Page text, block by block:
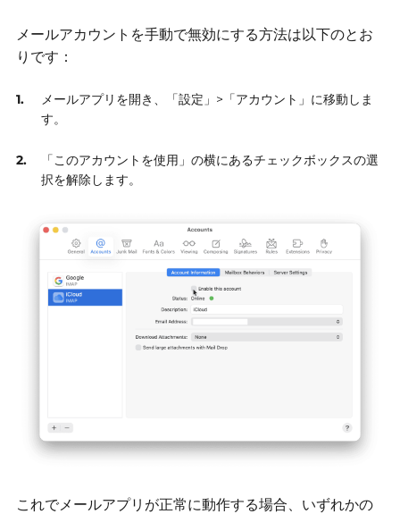
メールアカウントを手動で無効にする方法は以下のとお
りです：
メールアプリを開き、「設定」>「アカウント」に移動しま
す。
「このアカウントを使用」の横にあるチェックボックスの選
択を解除します。
これでメールアプリが正常に動作する場合、いずれかの